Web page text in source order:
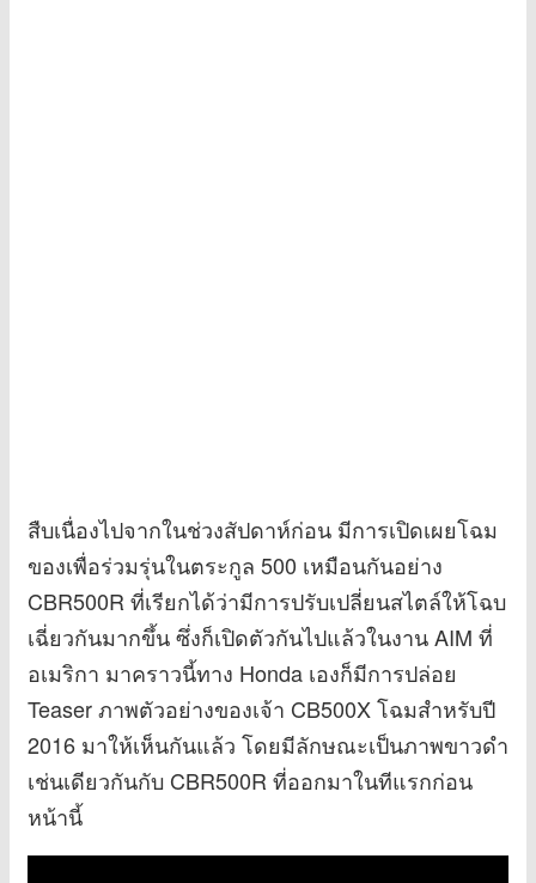
สืบเนื่องไปจากในช่วงสัปดาห์ก่อน มีการเปิดเผยโฉม
ของเพื่อร่วมรุ่นในตระกูล 500 เหมือนกันอย่าง
CBR500R ที่เรียกได้ว่ามีการปรับเปลี่ยนสไตล์ให้โฉบ
เฉี่ยวกันมากขึ้น ซึ่งก็เปิดตัวกันไปแล้วในงาน AIM ที่
อเมริกา มาคราวนี้ทาง Honda เองก็มีการปล่อย
Teaser ภาพตัวอย่างของเจ้า CB500X โฉมสำหรับปี
2016 มาให้เห็นกันแล้ว โดยมีลักษณะเป็นภาพขาวดำ
เช่นเดียวกันกับ CBR500R ที่ออกมาในทีแรกก่อน
หน้านี้